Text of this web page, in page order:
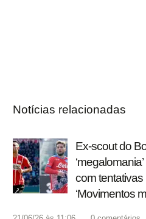
Notícias relacionadas
Ex-scout do
com
‘Movimentos